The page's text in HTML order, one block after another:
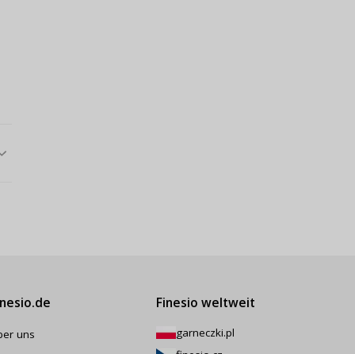
uns
Finesio weltweit
garneczki.pl